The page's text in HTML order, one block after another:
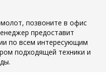
позвоните в офис
предоставит
по всем интересующим
подходящей техники и